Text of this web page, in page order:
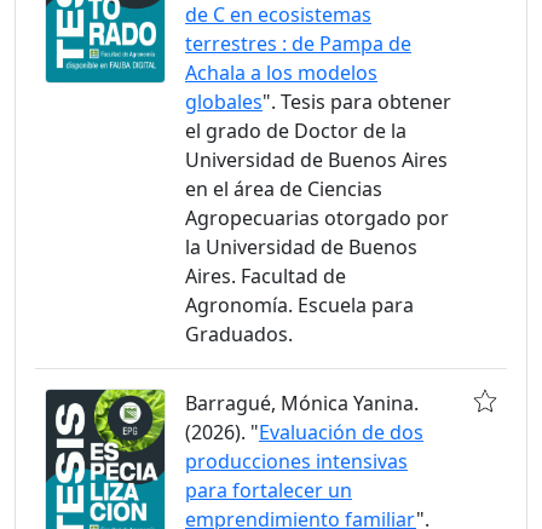
de C en ecosistemas
terrestres : de Pampa de
Achala a los modelos
globales". Tesis para obtener
el grado de Doctor de la
Universidad de Buenos Aires
en el área de Ciencias
Agropecuarias otorgado por
la Universidad de Buenos
Aires. Facultad de
Agronomía. Escuela para
Graduados.
Barragué, Mónica Yanina.
(2026). "Evaluación de dos
producciones intensivas
para fortalecer un
emprendimiento familiar".